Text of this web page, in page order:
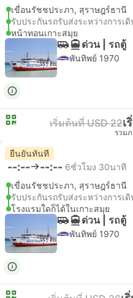
เขื่อนรัชชประภา, สุราษฎร์ธานี
รับประกันรถรับส่งระหว่างการเ
หน้าทอนเกาะสมุย
ด่วน | รถตู้
พันทิพย์ 1970
เริ่มต้นที่ USD 22เ
รวม
ยืนยันทันที
--:-- --:-- 6ชั่วโมง 30นาที
เขื่อนรัชชประภา, สุราษฎร์ธานี
รับประกันรถรับส่งระหว่างการเ
โรงแรมใดก็ได้ในเกาะสมุย
ด่วน | รถตู้
พันทิพย์ 1970